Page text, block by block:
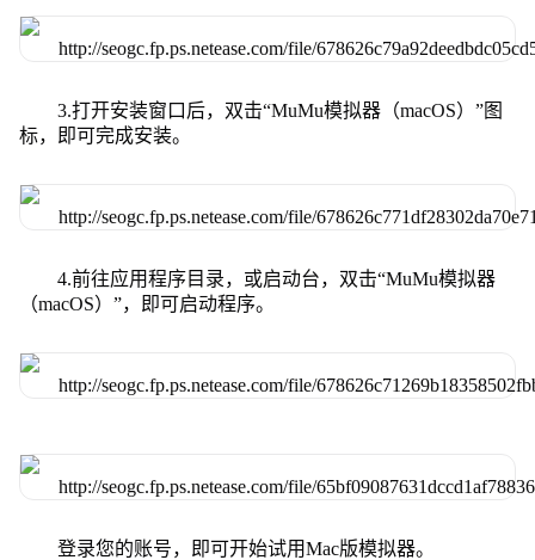
3.打开安装窗口后，双击“MuMu模拟器（macOS）”图
标，即可完成安装。
4.前往应用程序目录，或启动台，双击“MuMu模拟器
（macOS）”，即可启动程序。
登录您的账号，即可开始试用Mac版模拟器。